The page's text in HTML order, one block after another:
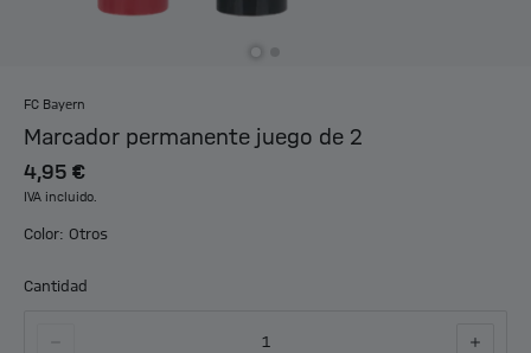
FC Bayern
Marcador permanente juego de 2
4,95 €
IVA incluido.
Color: Otros
Cantidad
1